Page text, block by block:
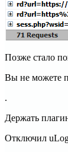
Позже стало
Вы не можете
.
Держать
Отключил